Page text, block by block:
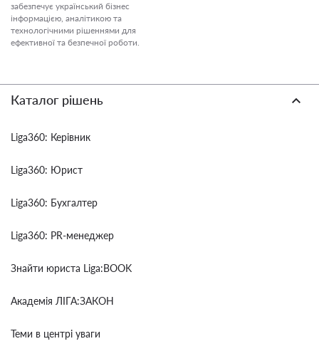
забезпечує український бізнес
інформацією, аналітикою та
технологічними рішеннями для
ефективної та безпечної роботи.
Каталог рішень
Liga360: Керівник
Liga360: Юрист
Liga360: Бухгалтер
Liga360: PR-менеджер
Знайти юриста Liga:BOOK
Академія ЛІГА:ЗАКОН
Теми в центрі уваги